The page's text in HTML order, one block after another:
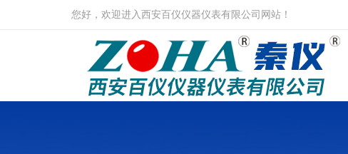
您好，欢迎进入西安百仪仪器仪表有限公司网站！